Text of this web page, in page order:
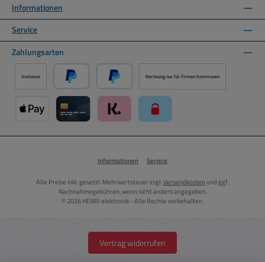
Informationen
Service
Zahlungsarten
Vorkasse
PayPal Später Bezahlen über PayPal
Rechnung nur für Firmen Kommunen
Informationen Service
Alle Preise inkl. gesetzl. Mehrwertsteuer zzgl.Versandkosten und ggf.
Nachnahmegebühren, wenn nicht anders angegeben.
© 2026 HENRI elektronik - Alle Rechte vorbehalten.
Vertrag widerrufen